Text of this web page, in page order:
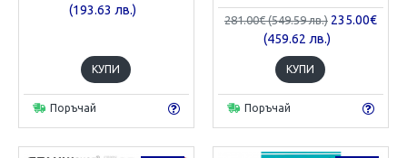
(193.63 лв.)
КУПИ
Поръчай
281.00€ (549.59 лв.) 235.00€
(459.62 лв.)
КУПИ
Поръчай